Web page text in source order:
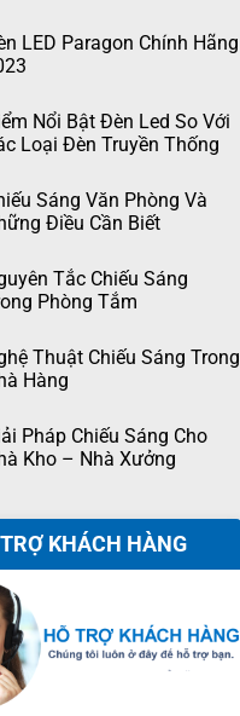
LED Paragon Chính Hãng
Nổi Bật Đèn Led So Với
Loại Đèn Truyền Thống
Sáng Văn Phòng Và
Điều Cần Biết
Tắc Chiếu Sáng
Phòng Tắm
Thuật Chiếu Sáng Trong
Hàng
Pháp Chiếu Sáng Cho
Kho – Nhà Xưởng
KHÁCH HÀNG